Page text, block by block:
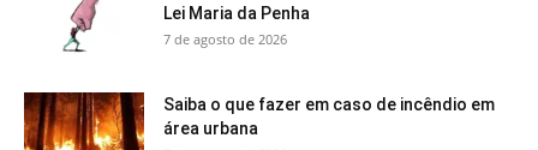
Lei Maria da Penha
7 de agosto de 2026
Saiba o que fazer em caso de incêndio em
área urbana